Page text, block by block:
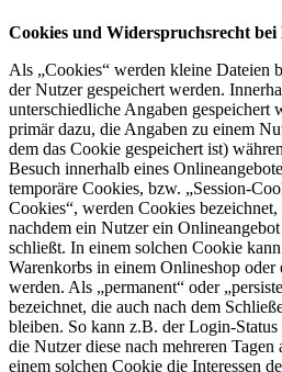
Cookies und Widerspruchsrecht
Als „Cookies“ werden kleine Dateien
der Nutzer gespeichert werden.
unterschiedliche Angaben gespeichert
primär dazu, die Angaben zu einem
dem das Cookie gespeichert ist)
Besuch innerhalb eines
temporäre Cookies, bzw. „Session-
Cookies“, werden Cookies
nachdem ein Nutzer ein
schließt. In einem solchen Cookie
Warenkorbs in einem Onlineshop
werden. Als „permanent“ oder
bezeichnet, die auch nach dem
bleiben. So kann z.B. der Login-
die Nutzer diese nach mehreren
einem solchen Cookie die Interessen